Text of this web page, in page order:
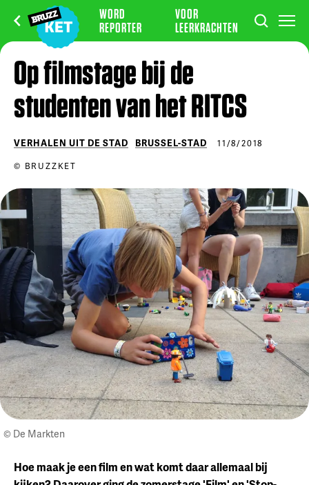
WORD
REPORTER
VOOR
LEERKRACHTEN
Op filmstage bij de
studenten van het RITCS
VERHALEN UIT DE STAD BRUSSEL-STAD
11/8/2018
© BRUZZKET
© De Markten
Hoe maak je een film en wat komt daar allemaal bij